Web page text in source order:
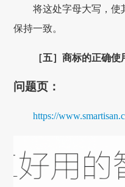
将这处字母大写，使
保持一致。
［五］商标的正确使
问题页：
https://